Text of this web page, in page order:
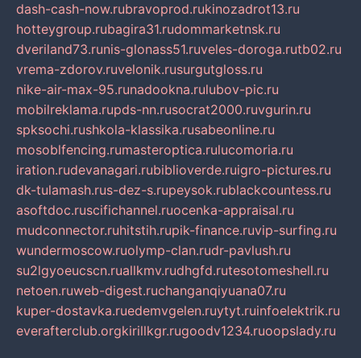
dash-cash-now.rubravoprod.rukinozadrot13.ru
hotteygroup.rubagira31.rudommarketnsk.ru
dveriland73.runis-glonass51.ruveles-doroga.rutb02.ru
vrema-zdorov.ruvelonik.rusurgutgloss.ru
nike-air-max-95.runadookna.rulubov-pic.ru
mobilreklama.rupds-nn.rusocrat2000.ruvgurin.ru
spksochi.rushkola-klassika.rusabeonline.ru
mosoblfencing.rumasteroptica.rulucomoria.ru
iration.rudevanagari.rubiblioverde.ruigro-pictures.ru
dk-tulamash.rus-dez-s.rupeysok.rublackcountess.ru
asoftdoc.ruscifichannel.ruocenka-appraisal.ru
mudconnector.ruhitstih.rupik-finance.ruvip-surfing.ru
wundermoscow.ruolymp-clan.rudr-pavlush.ru
su2lgyoeucscn.ruallkmv.rudhgfd.rutesotomeshell.ru
netoen.ruweb-digest.ruchanganqiyuana07.ru
kuper-dostavka.ruedemvgelen.ruytyt.ruinfoelektrik.ru
everafterclub.orgkirillkgr.rugoodv1234.ruoopslady.ru